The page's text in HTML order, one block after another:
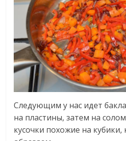
Следующим у нас идет
на пластины, затем на
кусочки похожие на